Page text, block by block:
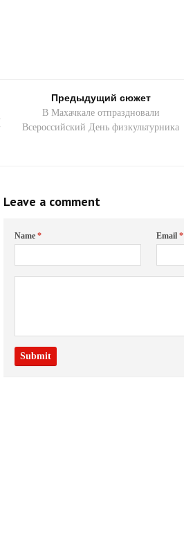
Предыдущий сюжет
В Махачкале отпраздновали
Всероссийский День физкультурника
Leave a comment
Name* Email*